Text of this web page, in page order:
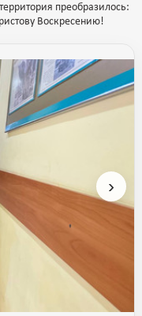
преобразилось:
Воскресению!
›